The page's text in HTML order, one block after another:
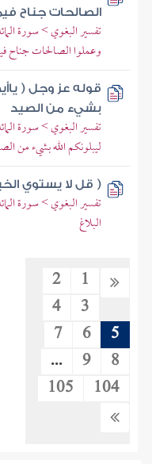
الصالحات جناح
تفسير البغوي > سورة
وعملوا الصالحات جناح
قوله عز وجل (
بشيء من الصيد
تفسير البغوي > سورة
ليبلونكم الله بشيء من
( قل لا يستوي
تفسير البغوي > سورة
البلاغ
1
2
3
4
5
6
7
8
9
...
104
105